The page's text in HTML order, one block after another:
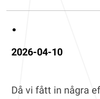
.
2026-04-10
Då vi fått in några